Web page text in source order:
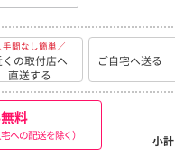
手間なし簡単／
の取付店へ
直送する
ご自宅へ送る
料
への配送を除く） 小計